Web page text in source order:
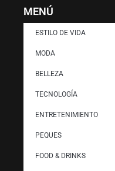
MENÚ
ESTILO DE VIDA
MODA
BELLEZA
TECNOLOGÍA
ENTRETENIMIENTO
PEQUES
FOOD & DRINKS